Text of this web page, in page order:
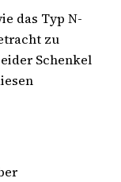
das Typ N-
zu
Schenkel